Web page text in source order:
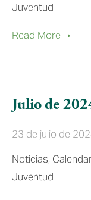
Juventud
Julio de
23 de julio de
Noticias,
Juventud